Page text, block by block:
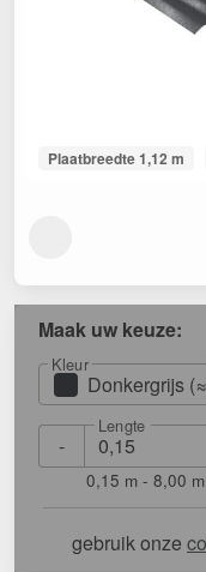
Plaatbreedte 1,12 m
Maak uw keuze:
Kleur
Donkergrijs
-
Lengte
0,15 m - 8,00 m
gebruik onze